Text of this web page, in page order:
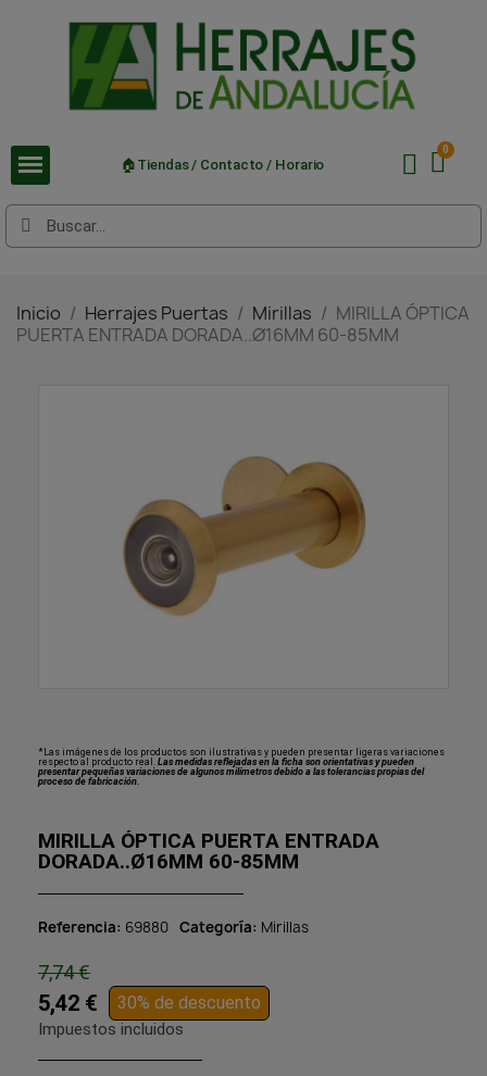
🏠Tiendas / Contacto / Horario
Inicio Herrajes Puertas Mirillas
MIRILLA ÓPTICA
PUERTA ENTRADA DORADA..Ø16MM 60-85MM
*Las imágenes de los productos son ilustrativas y pueden presentar ligeras variaciones
respecto al producto real. Las medidas reflejadas en la ficha son orientativas y pueden
presentar pequeñas variaciones de algunos milímetros debido a las tolerancias propias del
proceso de fabricación.
MIRILLA ÓPTICA PUERTA ENTRADA
DORADA..Ø16MM 60-85MM
Referencia 69880 Categoría Mirillas
7,74 €
5,42 € 30% de descuento
Impuestos incluidos